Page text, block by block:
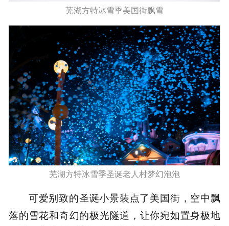
芜湖方特冰雪季美国街飘雪
芜湖方特冰雪季圣诞老人村梦幻泡泡
可爱别致的圣诞小景装点了美国街，空中飘
落的雪花和奇幻的极光隧道，让你宛如置身极地